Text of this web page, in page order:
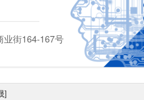
业街164-167号
]